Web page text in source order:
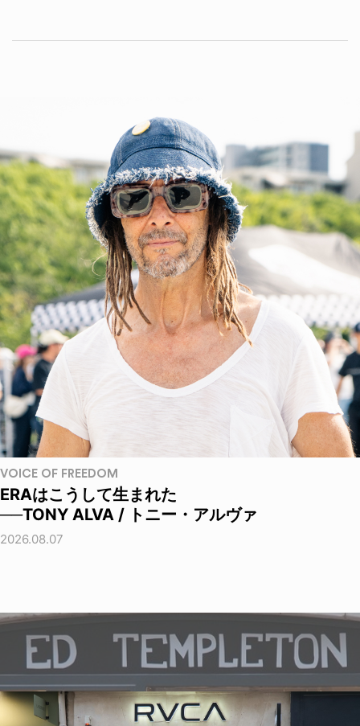
VOICE OF FREEDOM
ERAはこうして生まれた
──TONY ALVA / トニー・アルヴァ
2026.08.07